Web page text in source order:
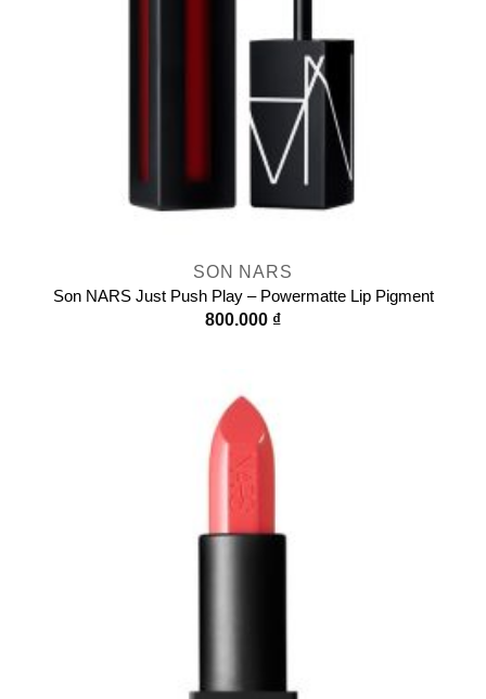
SON NARS
Son NARS Just Push Play – Powermatte Lip Pigment
800.000 ₫